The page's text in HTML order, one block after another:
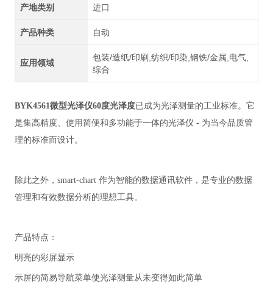
产地类别 进口
产品种类 自动
应用领域
包装/造纸/印刷,纺织/印染,钢铁/金属,电气,
综合
BYK4561微型光泽仪60度光泽度已成为光泽测量的工业标准。它
是集高精度、使用简便和多功能于一体的光泽仪 - 为当今品质管
理的标准而设计。
除此之外，smart-chart 作为智能的数据通讯软件，是专业的数据
管理和有效数据分析的理想工具。
产品特点：
明亮的彩屏显示
示屏的简易导航菜单使光泽测量从未变得如此简单